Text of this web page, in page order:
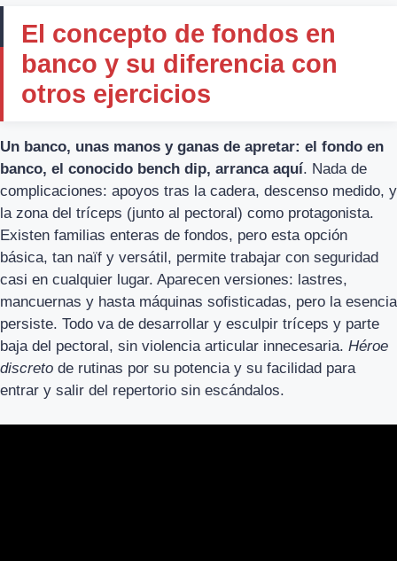
El concepto de fondos en
banco y su diferencia con
otros ejercicios
Un banco, unas manos y ganas de apretar: el fondo en
banco, el conocido bench dip, arranca aquí. Nada de
complicaciones: apoyos tras la cadera, descenso medido, y
la zona del tríceps (junto al pectoral) como protagonista.
Existen familias enteras de fondos, pero esta opción
básica, tan naïf y versátil, permite trabajar con seguridad
casi en cualquier lugar. Aparecen versiones: lastres,
mancuernas y hasta máquinas sofisticadas, pero la esencia
persiste. Todo va de desarrollar y esculpir tríceps y parte
baja del pectoral, sin violencia articular innecesaria. Héroe
discreto de rutinas por su potencia y su facilidad para
entrar y salir del repertorio sin escándalos.